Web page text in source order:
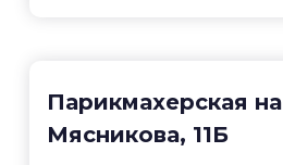
Парикмахерская на
Мясникова, 11Б